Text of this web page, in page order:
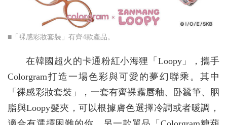
■「裸感彩妝套裝」有齊4款產品。
在韓國超火的卡通粉紅小海狸「Loopy」，攜手
Colorgram打造一場色彩與可愛的夢幻聯乘。其中
「裸感彩妝套裝」，一套有齊裸霧唇釉、卧蠶筆、胭
脂與Loopy髮夾，可以根據膚色選擇冷調或者暖調，